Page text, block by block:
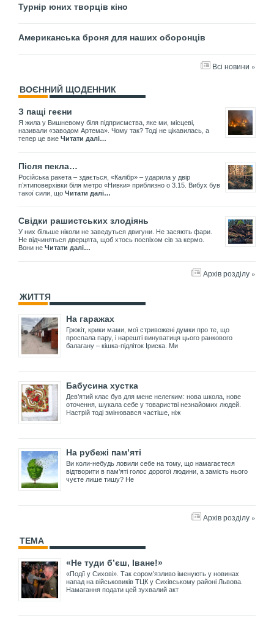
Турнір юних творців кіно
Американська броня для наших оборонців
Всі новини »
ВОЄННИЙ ЩОДЕННИК
З пащі геєни
Я жила у Вишневому біля підприємства, яке ми, місцеві,
називали «заводом Артема». Чому так? Тоді не цікавилась, а
тепер це вже Читати далі…
Після пекла…
Російська ракета – здається, «Калібр» – ударила у двір
пʼятиповерхівки біля метро «Нивки» приблизно о 3.15. Вибух був
такої сили, що Читати далі…
Свідки рашистських злодіянь
У них більше ніколи не заведуться двигуни. Не засяють фари.
Не відчиняться дверцята, щоб хтось поспіхом сів за кермо.
Вони не Читати далі…
Архів розділу »
ЖИТТЯ
На гаражах
Грюкіт, крики мами, мої стривожені думки про те, що
проспала пару, і нарешті винуватиця цього ранкового
балагану – кішка-підліток Іриска. Ми
Бабусина хустка
Дев’ятий клас був для мене нелегким: нова школа, нове
оточення, шукала себе у товаристві незнайомих людей.
Настрій тоді змінювався частіше, ніж
На рубежі пам’яті
Ви коли-небудь ловили себе на тому, що намагаєтеся
відтворити в пам’яті голос дорогої людини, а замість нього
чуєте лише тишу? Не
Архів розділу »
ТЕМА
«Не туди б’єш, Іване!»
«Події у Сихові». Так сором’язливо іменують у новинах
напад на військовиків ТЦК у Сихівському районі Львова.
Намагання подати цей зухвалий акт